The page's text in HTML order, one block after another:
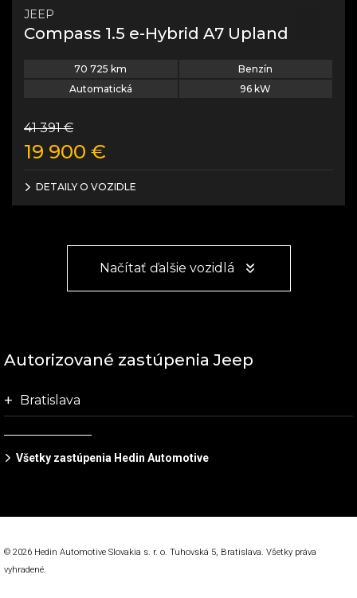
JEEP
Compass 1.5 e-Hybrid A7 Upland
70 725 km
Benzín
Automatická
96 kW
41 391€
19 900 €
DETAILY O VOZIDLE
Načítať ďalšie vozidlá
Autorizované zastúpenia Jeep
Bratislava
Všetky zastúpenia Hedin Automotive
© 2026 Hedin Automotive Slovakia s. r. o. Tuhovská 5, Bratislava. Všetky práva
vyhradené.